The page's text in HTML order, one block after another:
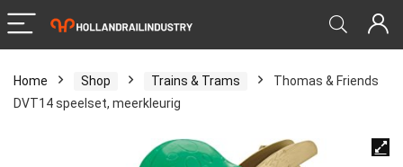
Home Shop Trains & Trams
Thomas & Friends
DVT14 speelset, meerkleurig